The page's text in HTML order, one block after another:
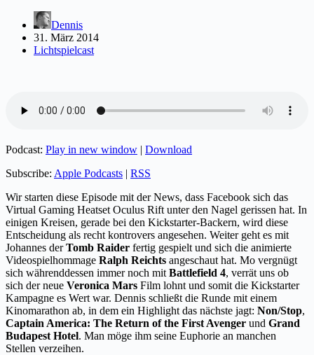
Dennis
31. März 2014
Lichtspielcast
Podcast: Play in new window | Download
Subscribe: Apple Podcasts | RSS
Wir starten diese Episode mit der News, dass Facebook sich das
Virtual Gaming Heatset Oculus Rift unter den Nagel gerissen hat. In
einigen Kreisen, gerade bei den Kickstarter-Backern, wird diese
Entscheidung als recht kontrovers angesehen. Weiter geht es mit
Johannes derTomb Raider fertig gespielt und sich die animierte
Videospielhommage Ralph Reichts angeschaut hat. Mo vergnügt
sich währenddessen immer noch mit Battlefield 4, verrät uns ob
sich der neue Veronica Mars Film lohnt und somit die Kickstarter
Kampagne es Wert war. Dennis schließt die Runde mit einem
Kinomarathon ab, in dem ein Highlight das nächste jagt: Non/Stop,
Captain America: The Return of the First Avenger und Grand
Budapest Hotel. Man möge ihm seine Euphorie an manchen
Stellen verzeihen.